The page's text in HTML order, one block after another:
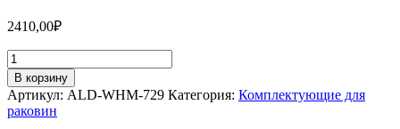
2410,00₽
Количество
товара
Jaquar,
донный
клапан
В корзину
Артикул: ALD-WHM-729 Категория: Комплектующие для
раковин